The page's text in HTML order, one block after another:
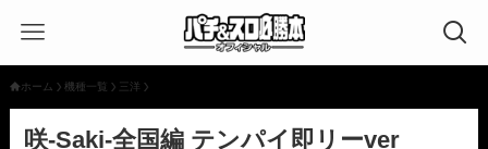
ホーム 機種一覧 三洋
咲-Saki-全国編 テンパイ即リーver